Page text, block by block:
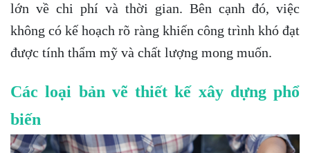
lớn về chi phí và thời gian. Bên cạnh đó, việc
không có kế hoạch rõ ràng khiến công trình khó đạt
được tính thẩm mỹ và chất lượng mong muốn.
Các loại bản vẽ thiết kế xây dựng phổ
biến